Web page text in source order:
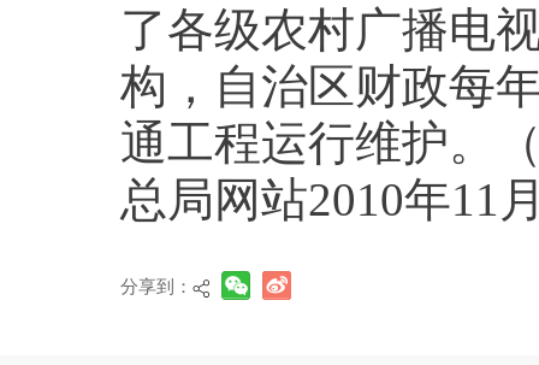
了各级农村广播电
构，自治区财政每
通工程运行维护。
总局网站2010年11
分享到：